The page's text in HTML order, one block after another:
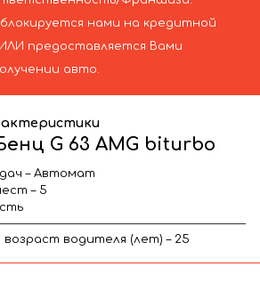
нами на кредитной
предоставляется Вами
авто.
G 63 AMG biturbo
– Автомат
– 5
водителя (лет) – 25